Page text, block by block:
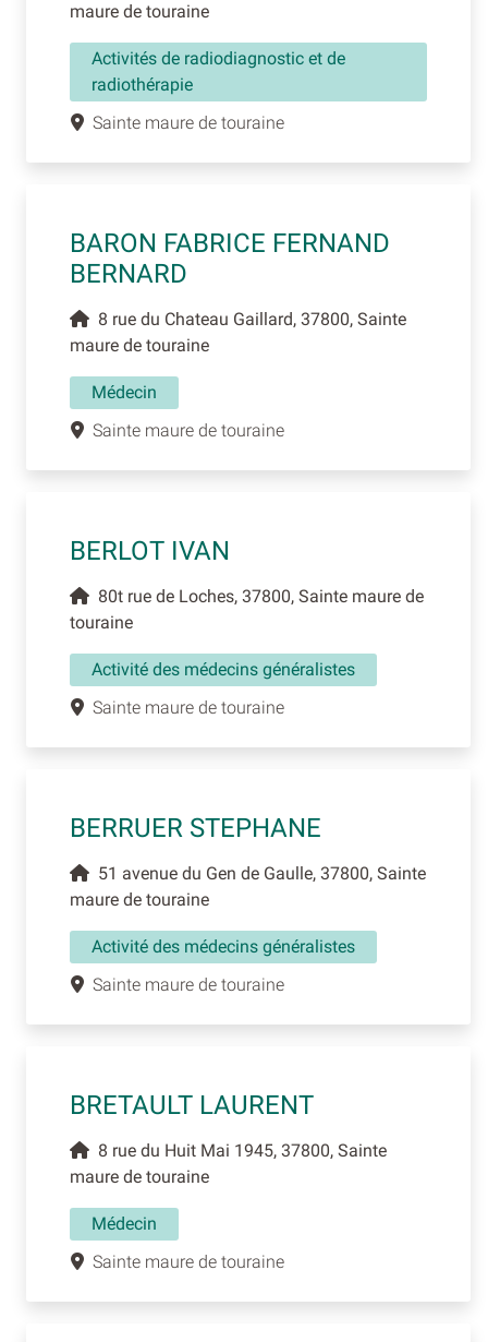
maure de touraine
Activités de radiodiagnostic et de
radiothérapie
Sainte maure de touraine
BARON FABRICE FERNAND
BERNARD
8 rue du Chateau Gaillard, 37800, Sainte
maure de touraine
Médecin
Sainte maure de touraine
BERLOT IVAN
80t rue de Loches, 37800, Sainte maure de
touraine
Activité des médecins généralistes
Sainte maure de touraine
BERRUER STEPHANE
51 avenue du Gen de Gaulle, 37800, Sainte
maure de touraine
Activité des médecins généralistes
Sainte maure de touraine
BRETAULT LAURENT
8 rue du Huit Mai 1945, 37800, Sainte
maure de touraine
Médecin
Sainte maure de touraine